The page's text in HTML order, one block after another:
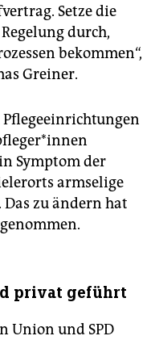
Setze die
durch,
bekommen“,
Greiner.
Symptom der
armselige
zu ändern hat
privat geführt
Union und SPD